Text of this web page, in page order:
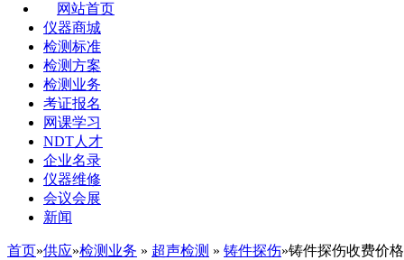
网站首页
仪器商城
检测标准
检测方案
检测业务
考证报名
网课学习
NDT人才
企业名录
仪器维修
会议会展
新闻
首页»供应»检测业务 » 超声检测 » 铸件探伤»铸件探伤收费价格